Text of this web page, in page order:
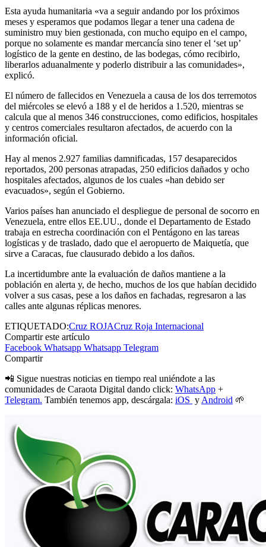
Esta ayuda humanitaria «va a seguir andando por los próximos
meses y esperamos que podamos llegar a tener una cadena de
suministro muy bien gestionada, con mucho equipo en el campo,
porque no solamente es mandar mercancía sino tener el ‘set up’
logístico de la gente en destino, de las bodegas, cómo recibirlo,
liberarlos aduanalmente y poderlo distribuir a las comunidades»,
explicó.
El número de fallecidos en Venezuela a causa de los dos terremotos
del miércoles se elevó a 188 y el de heridos a 1.520, mientras se
calcula que al menos 346 construcciones, como edificios, hospitales
y centros comerciales resultaron afectados, de acuerdo con la
información oficial.
Hay al menos 2.927 familias damnificadas, 157 desaparecidos
reportados, 200 personas atrapadas, 250 edificios dañados y ocho
hospitales afectados, algunos de los cuales «han debido ser
evacuados», según el Gobierno.
Varios países han anunciado el despliegue de personal de socorro en
Venezuela, entre ellos EE.UU., donde el Departamento de Estado
trabaja en estrecha coordinación con el Pentágono en las tareas
logísticas y de traslado, dado que el aeropuerto de Maiquetía, que
sirve a Caracas, fue clausurado debido a los daños.
La incertidumbre ante la evaluación de daños mantiene a la
población en alerta y, de hecho, muchos de los que habían decidido
volver a sus casas, pese a los daños en fachadas, regresaron a las
calles ante algunas réplicas menores.
ETIQUETADO:Cruz ROJACruz Roja Internacional
Compartir este artículo
Facebook Whatsapp Whatsapp Telegram
Compartir
📲 Sigue nuestras noticias en tiempo real uniéndote a las
comunidades de Caraota Digital dando click: WhatsApp +
Telegram. También tenemos app, descárgala: iOS y Android 🌱